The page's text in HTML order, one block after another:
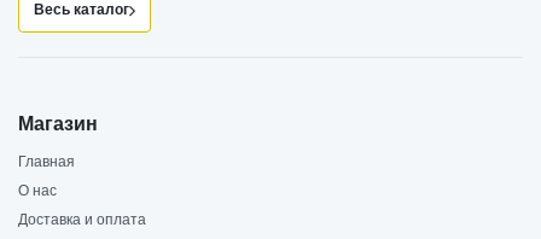
Весь каталог
Магазин
Главная
О нас
Доставка и оплата